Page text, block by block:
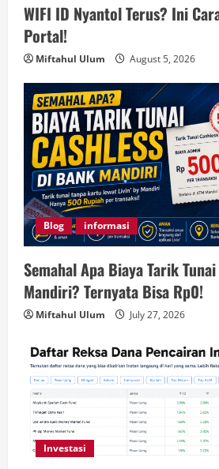
WIFI ID Nyantol Terus? Ini
Portal!
Miftahul Ulum August 5, 2026
Blog informasi
Semahal Apa Biaya Tarik
Mandiri? Ternyata Bisa Rp0!
Miftahul Ulum July 27, 2026
Investasi